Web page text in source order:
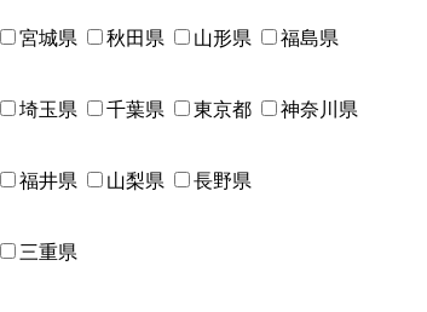
宮城県 秋田県 山形県 福島県
埼玉県 千葉県 東京都 神奈川県
福井県 山梨県 長野県
三重県